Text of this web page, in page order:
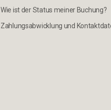
Wie ist der Status meiner Buchung?
Zahlungsabwicklung und